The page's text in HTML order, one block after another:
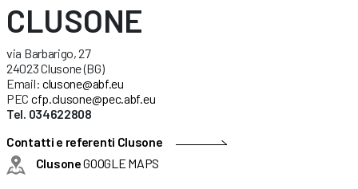
CLUSONE
via Barbarigo, 27
24023 Clusone (BG)
Email: clusone@abf.eu
PEC cfp.clusone@pec.abf.eu
Tel. 034622808
Contatti e referenti Clusone
ClusoneGOOGLE MAPS